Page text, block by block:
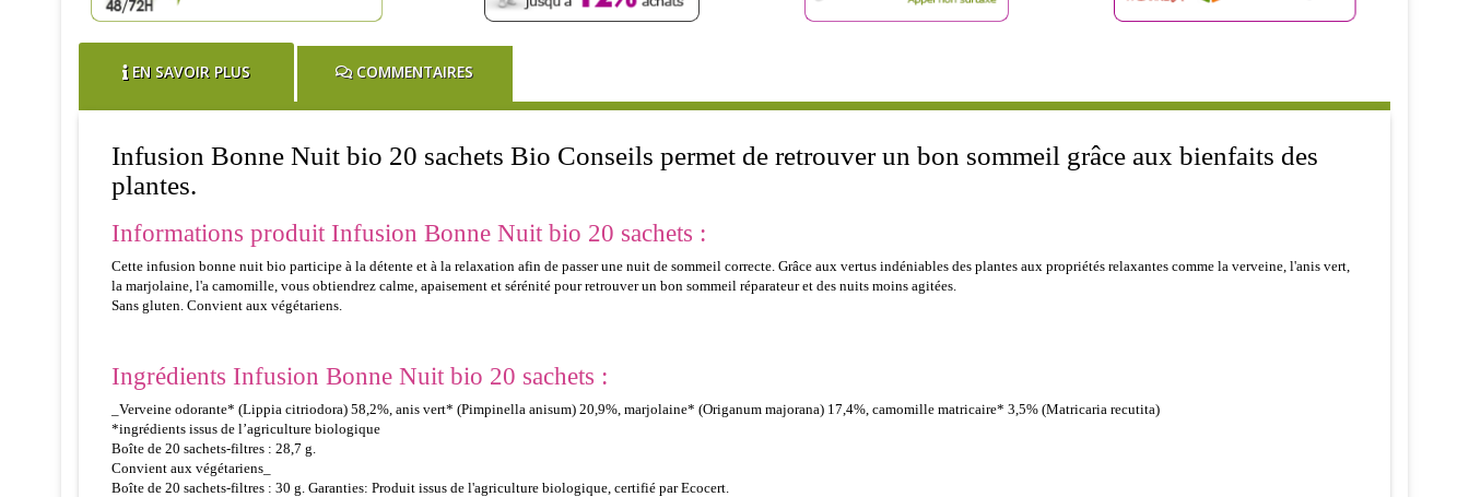
EN SAVOIR PLUS COMMENTAIRES
Infusion Bonne Nuit bio 20 sachets Bio Conseils permet de retrouver un bon sommeil grâce aux bienfaits des
plantes.
Informations produit Infusion Bonne Nuit bio 20 sachets :
Cette infusion bonne nuit bio participe à la détente et à la relaxation afin de passer une nuit de sommeil correcte. Grâce aux vertus indéniables des plantes aux propriétés relaxantes comme la verveine, l'anis vert,
la marjolaine, l'a camomille, vous obtiendrez calme, apaisement et sérénité pour retrouver un bon sommeil réparateur et des nuits moins agitées.
Sans gluten. Convient aux végétariens.
Ingrédients Infusion Bonne Nuit bio 20 sachets :
_Verveine odorante* (Lippia citriodora) 58,2%, anis vert* (Pimpinella anisum) 20,9%, marjolaine* (Origanum majorana) 17,4%, camomille matricaire* 3,5% (Matricaria recutita)
*ingrédients issus de l’agriculture biologique
Boîte de 20 sachets-filtres : 28,7 g.
Convient aux végétariens_
Boîte de 20 sachets-filtres : 30 g. Garanties: Produit issus de l'agriculture biologique, certifié par Ecocert.